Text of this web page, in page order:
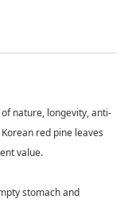
nature, longevity, anti-
red pine leaves
value.
stomach and